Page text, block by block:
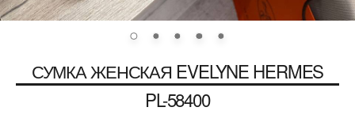
СУМКА ЖЕНСКАЯ EVELYNEHERMES
PL-58400